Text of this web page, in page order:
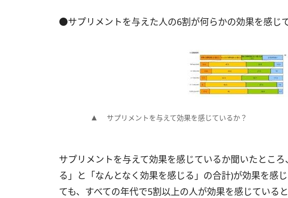
●サプリメントを与えた人の6割が何らかの効果を感じ
サプリメントを与えて効果を感じているか？
サプリメントを与えて効果を感じているか聞いたとこ
る」と「なんとなく効果を感じる」の合計)が効果を感
ても、すべての年代で5割以上の人が効果を感じていると